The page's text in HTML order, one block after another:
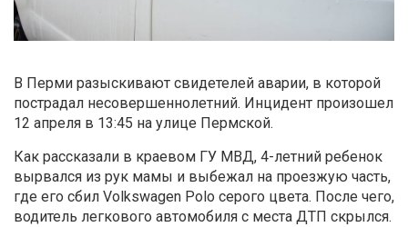
В Перми разыскивают свидетелей аварии, в которой
пострадал несовершеннолетний. Инцидент произошел
12 апреля в 13:45 на улице Пермской.
Как рассказали в краевом ГУ МВД, 4-летний ребенок
вырвался из рук мамы и выбежал на проезжую часть,
где его сбил Volkswagen Polo серого цвета. После чего,
водитель легкового автомобиля с места ДТП скрылся.